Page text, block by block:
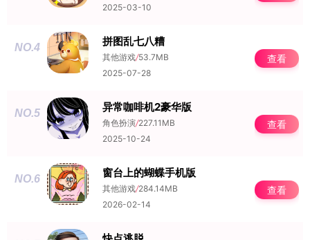
2025-03-10
NO.4 拼图乱七八糟
其他游戏/53.7MB
2025-07-28
查看
NO.5 异常咖啡机2豪华版
角色扮演/227.11MB
2025-10-24
查看
NO.6 窗台上的蝴蝶手机版
其他游戏/284.14MB
2026-02-14
查看